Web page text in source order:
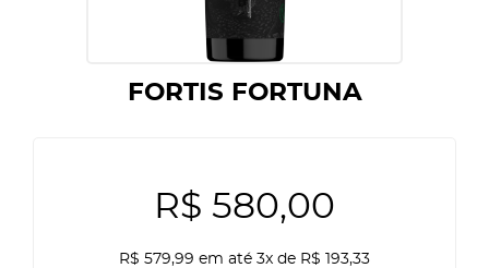
FORTIS FORTUNA
R$ 580,00
R$ 579,99 em até 3x de R$ 193,33